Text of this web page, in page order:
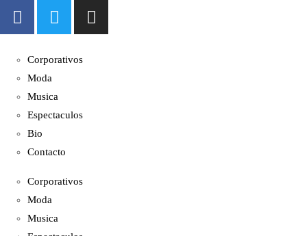
Corporativos
Moda
Musica
Espectaculos
Bio
Contacto
Corporativos
Moda
Musica